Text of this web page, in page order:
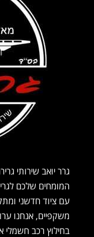
גרר יואב שירותי
המומחים שלכם
עם ציוד חדשני
משקפיים, אנחנו
בחילוץ רכב חשמלי